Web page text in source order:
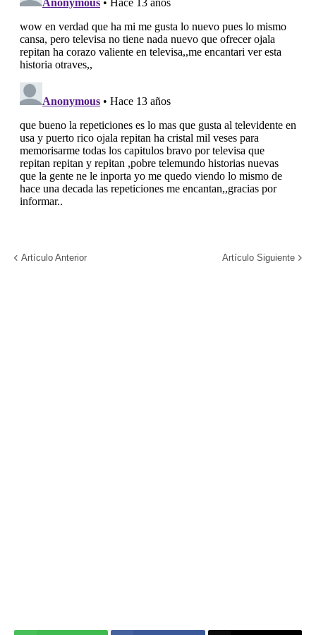
Artículo Anterior Artículo Siguiente